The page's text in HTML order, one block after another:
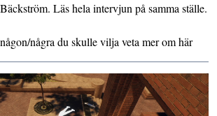
Läs hela intervjun på samma ställe.
några du skulle vilja veta mer omhär